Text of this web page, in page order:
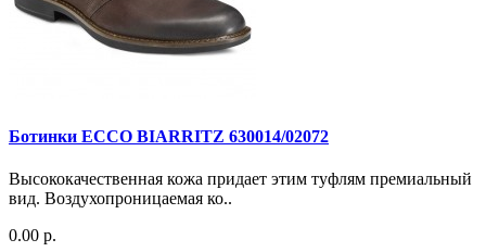
Ботинки ECCO BIARRITZ 630014/02072
Высококачественная кожа придает этим туфлям премиальный
вид. Воздухопроницаемая ко..
0.00 р.